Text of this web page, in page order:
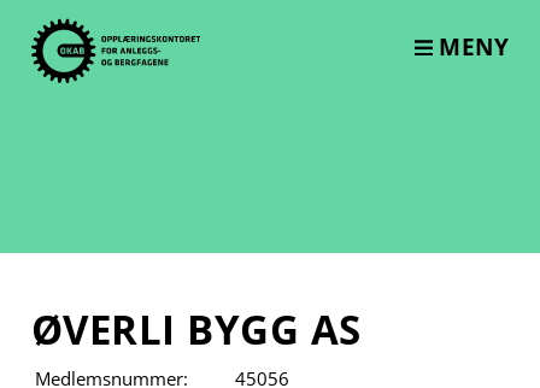
content
MENY
ØVERLI BYGG AS
Medlemsnummer:
45056